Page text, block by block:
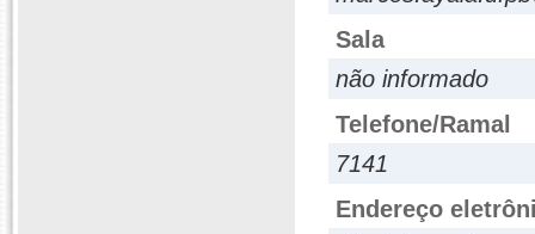
Sala
não informado
Telefone/Ramal
7141
Endereço